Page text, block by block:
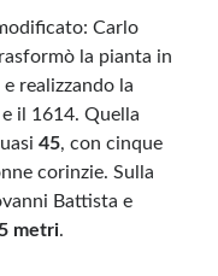
Carlo
la pianta in
realizzando la
il 1614. Quella
45, con cinque
corinzie. Sulla
Battista e
5 metri.